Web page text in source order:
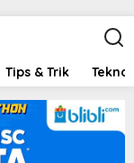
Tips & Trik